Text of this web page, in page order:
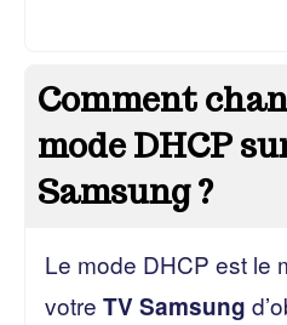
Comment
mode DHCP
Samsung ?
Le mode DHCP est le
votreTV Samsung